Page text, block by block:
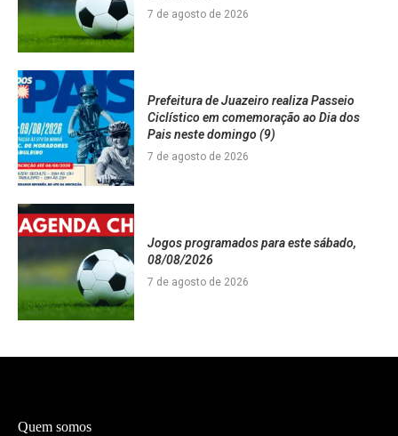
7 de agosto de 2026
Prefeitura de Juazeiro realiza Passeio
Ciclístico em comemoração ao Dia dos
Pais neste domingo (9)
7 de agosto de 2026
Jogos programados para este sábado,
08/08/2026
7 de agosto de 2026
Quem somos